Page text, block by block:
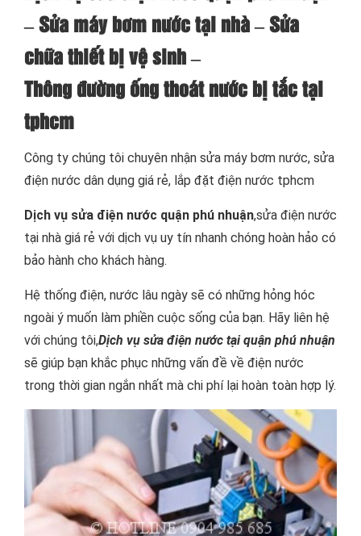
– Sửa máy bơm nước tại nhà – Sửa
chữa thiết bị vệ sinh –
Thông đường ống thoát nước bị tắc tại
tphcm
Công ty chúng tôi chuyên nhận sửa máy bơm nước, sửa
điện nước dân dụng giá rẻ, lắp đặt điện nước tphcm
Dịch vụ sửa điện nước quận phú nhuận,sửa điện nước
tại nhà giá rẻ với dịch vụ uy tín nhanh chóng hoàn hảo có
bảo hành cho khách hàng.
Hệ thống điện, nước lâu ngày sẽ có những hỏng hóc
ngoài ý muốn làm phiền cuộc sống của bạn. Hãy liên hệ
với chúng tôi,Dịch vụ sửa điện nước tại quận phú nhuận
sẽ giúp bạn khắc phục những vấn đề về điện nước
trong thời gian ngắn nhất mà chi phí lại hoàn toàn hợp lý.